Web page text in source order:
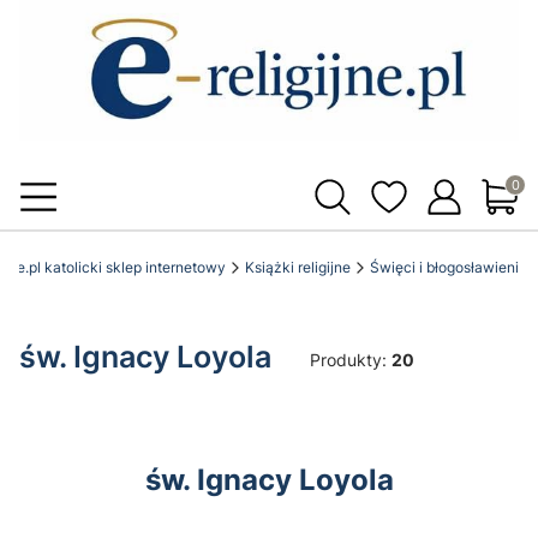
katolicki sklep internetowy Książki religijne Święci i błogosławieni
św. Ignacy Loyola Produkty: 20
św. Ignacy Loyola